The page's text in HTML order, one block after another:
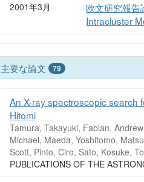
2001年3月
欧文研究報
Intracluster
主要な論文 79
An X-ray spectroscopic search
Hitomi
Tamura, Takayuki, Fabian,
Michael, Maeda, Yoshitomo,
Scott, Pinto, Ciro, Sato, Kosuke,
PUBLICATIONS OF THE